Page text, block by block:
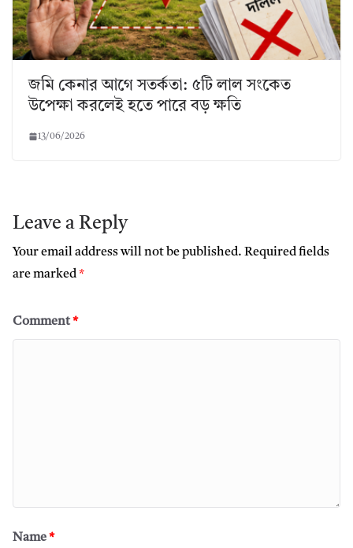
জমি কেনার আগে সতর্কতা: ৫টি লাল সংকেত
উপেক্ষা করলেই হতে পারে বড় ক্ষতি
13/06/2026
Leave a Reply
Your email address will not be published. Required fields
are marked*
Comment*
Name*